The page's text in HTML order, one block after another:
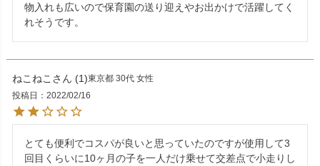
物入れも広いので保育園の送り迎えやお出かけで活躍してく
れそうです。
ねこねこ 1 東京都 30代 女性
投稿日
2022/02/16
とても便利でコスパが良いと思っていたのですが使用して3
回目くらいに10ヶ月の子を一人だけ乗せて交差点で小走りし